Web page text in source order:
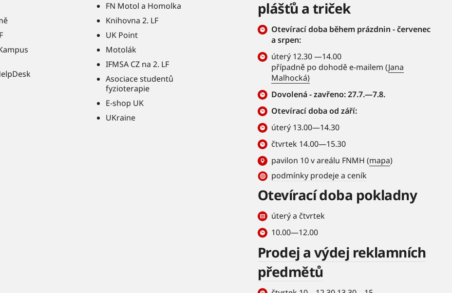
FN Motol a Homolka
Knihovna 2. LF
UK Point
Motolák
IFMSA CZ na 2. LF
Asociace studentů
fyzioterapie
E-shop UK
UKraine
plášťů a triček
Otevírací doba během prázdnin - červenec
a srpen:
úterý 12.30 —14.00
případně po dohodě e-mailem (Jana
Malhocká)
Dovolená - zavřeno: 27.7.—7.8.
Otevírací doba od září:
úterý 13.00—14.30
čtvrtek 14.00—15.30
pavilon 10 v areálu FNMH (mapa)
podmínky prodeje a ceník
Otevírací doba pokladny
úterý a čtvrtek
10.00—12.00
Prodej a výdej reklamních
předmětů